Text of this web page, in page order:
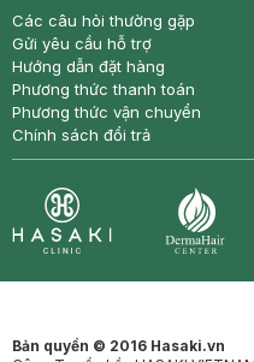
Các câu hỏi thường gặp
Gửi yêu cầu hỗ trợ
Hướng dẫn đặt hàng
Phương thức thanh toán
Phương thức vận chuyển
Chính sách đổi trả
Bản quyền © 2016 Hasaki.vn